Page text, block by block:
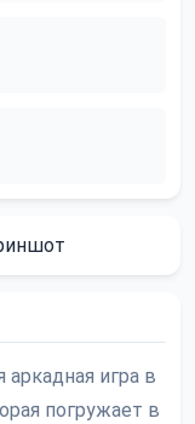
аркадная игра в
погружает в